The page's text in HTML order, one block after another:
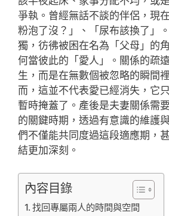
爭執。曾經無話不談的伴侶，現
粉泡了沒？」、「尿布該換了」
獨，彷彿被困在名為「父母」的
何當彼此的「愛人」。關係的疏
生，而是在無數個被忽略的瞬間
而，這並不代表愛已經消失，它
暫時掩蓋了。產後是夫妻關係需
的關鍵時期，透過有意識的維護
們不僅能共同度過這段適應期，
結更加深刻。
內容目錄
找回專屬兩人的時間與空間